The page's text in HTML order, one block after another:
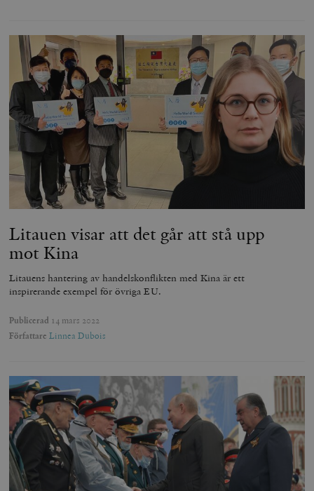
Litauen visar att det går att stå upp
mot Kina
Litauens hantering av handelskonflikten med Kina är ett
inspirerande exempel för övriga EU.
Publicerad 14 mars 2022
Författare Linnea Dubois